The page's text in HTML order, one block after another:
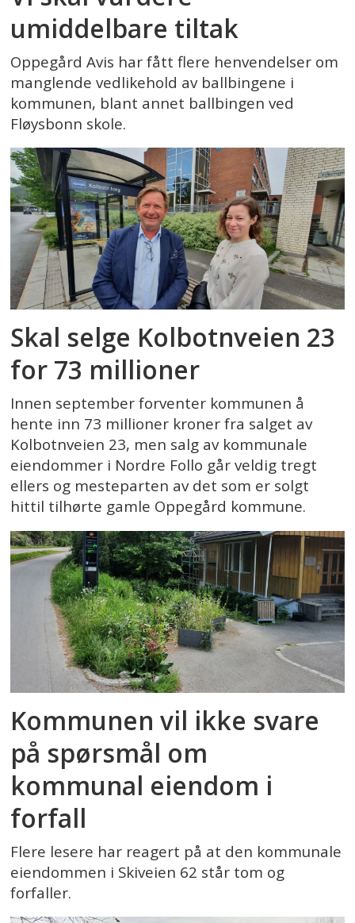
umiddelbare tiltak
Oppegård Avis har fått flere henvendelser om
manglende vedlikehold av ballbingene i
kommunen, blant annet ballbingen ved
Fløysbonn skole.
Skal selge Kolbotnveien 23
for 73 millioner
Innen september forventer kommunen å
hente inn 73 millioner kroner fra salget av
Kolbotnveien 23, men salg av kommunale
eiendommer i Nordre Follo går veldig tregt
ellers og mesteparten av det som er solgt
hittil tilhørte gamle Oppegård kommune.
Kommunen vil ikke svare
på spørsmål om
kommunal eiendom i
forfall
Flere lesere har reagert på at den kommunale
eiendommen i Skiveien 62 står tom og
forfaller.